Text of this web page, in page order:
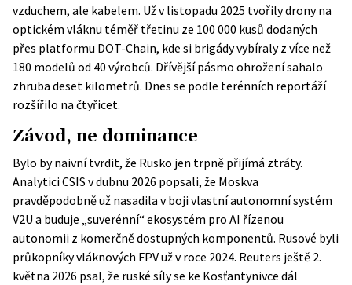
vzduchem, ale kabelem. Už v listopadu 2025 tvořily drony na
optickém vláknu téměř třetinu ze 100 000 kusů dodaných
přes platformu DOT-Chain, kde si brigády vybíraly z více než
180 modelů od 40 výrobců. Dřívější pásmo ohrožení sahalo
zhruba deset kilometrů. Dnes se podle terénních reportáží
rozšířilo na čtyřicet.
Závod, ne dominance
Bylo by naivní tvrdit, že Rusko jen trpně přijímá ztráty.
Analytici CSIS v dubnu 2026 popsali, že Moskva
pravděpodobně už nasadila v boji vlastní autonomní systém
V2U a buduje „suverénní“ ekosystém pro AI řízenou
autonomii z komerčně dostupných komponentů. Rusové byli
průkopníky vláknových FPV už v roce 2024. Reuters ještě 2.
května 2026 psal, že ruské síly se ke Kosťantynivce dál